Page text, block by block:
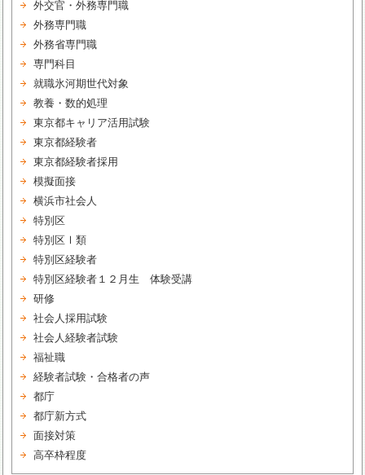
外交官・外務専門職
外務専門職
外務省専門職
専門科目
就職氷河期世代対象
教養・数的処理
東京都キャリア活用試験
東京都経験者
東京都経験者採用
模擬面接
横浜市社会人
特別区
特別区Ⅰ類
特別区経験者
特別区経験者１２月生 体験受講
研修
社会人採用試験
社会人経験者試験
福祉職
経験者試験・合格者の声
都庁
都庁新方式
面接対策
高卒枠程度